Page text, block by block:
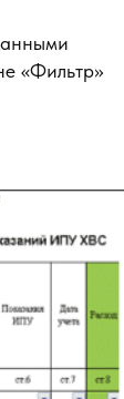
«Фильтр»